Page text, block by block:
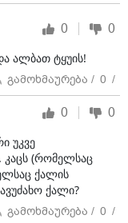
მათ
დახვდა.
უახლოესი
0 0
ალბათ ტყუის!
გამოხმაურება / 0 /
0 0
უკვე
კაცს (რომელსაც
ქალის
ქალი?
გამოხმაურება / 0 /